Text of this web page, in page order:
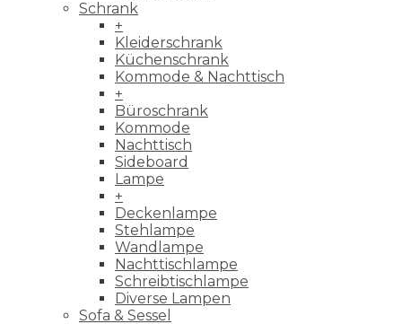
Schrank
+
Kleiderschrank
Küchenschrank
Kommode & Nachttisch
+
Büroschrank
Kommode
Nachttisch
Sideboard
Lampe
+
Deckenlampe
Stehlampe
Wandlampe
Nachttischlampe
Schreibtischlampe
Diverse Lampen
Sofa & Sessel